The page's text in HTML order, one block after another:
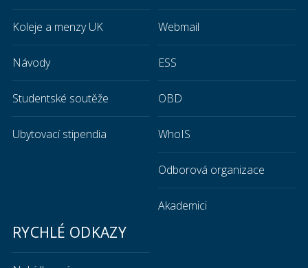
Koleje a menzy UK
Návody
Studentské soutěže
Ubytovací stipendia
Webmail
ESS
OBD
WhoIS
Odborová organizace
Akademici
RYCHLÉ ODKAZY